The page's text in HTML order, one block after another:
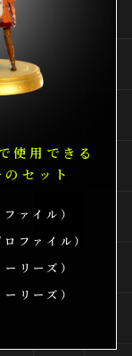
使用できる
セット
ァイル）
ファイル）
リーズ）
リーズ）